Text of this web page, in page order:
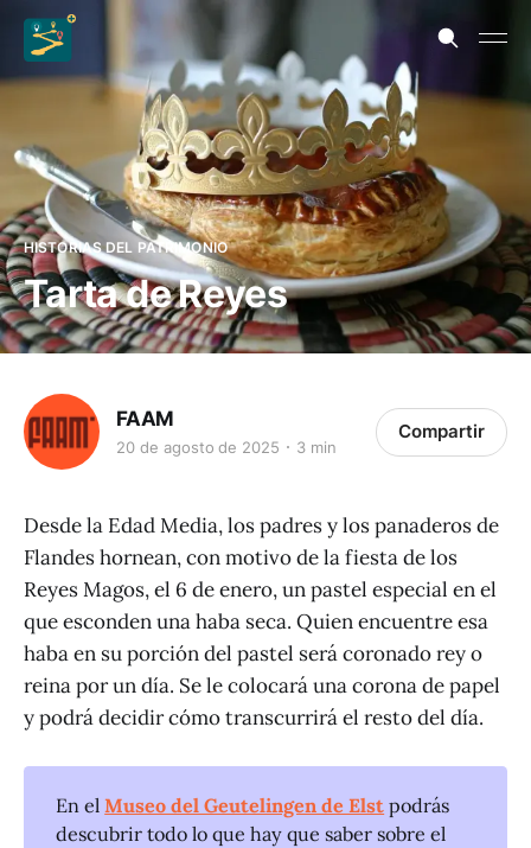
HISTORIAS DEL PATRIMONIO
Tarta de Reyes
FAAM
20 de agosto de 2025 3 min
Compartir
Desde la Edad Media, los padres y los panaderos de
Flandes hornean, con motivo de la fiesta de los
Reyes Magos, el 6 de enero, un pastel especial en el
que esconden una haba seca. Quien encuentre esa
haba en su porción del pastel será coronado rey o
reina por un día. Se le colocará una corona de papel
y podrá decidir cómo transcurrirá el resto del día.
En elMuseo del Geutelingen de Elst podrás
descubrir todo lo que hay que saber sobre el